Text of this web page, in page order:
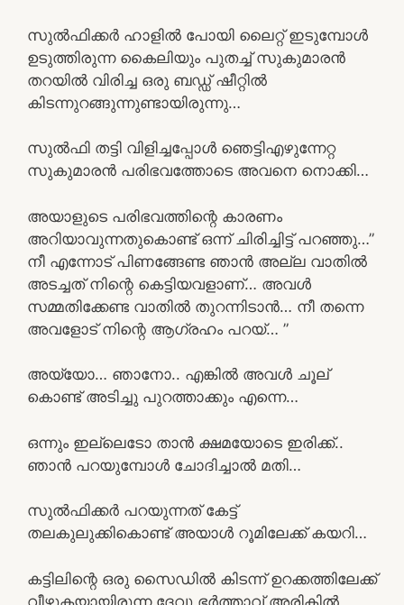
സുൽഫിക്കർ ഹാളിൽ പോയി ലൈറ്റ് ഇടുമ്പോൾ
ഉടുത്തിരുന്ന കൈലിയും പുതച്ച് സുകുമാരൻ
തറയിൽ വിരിച്ച ഒരു ബഡ്ഡ് ഷീറ്റിൽ
കിടന്നുറങ്ങുന്നുണ്ടായിരുന്നു…
സുൽഫി തട്ടി വിളിച്ചപ്പോൾ ഞെട്ടിഎഴുന്നേറ്റ
സുകുമാരൻ പരിഭവത്തോടെ അവനെ നൊക്കി…
അയാളുടെ പരിഭവത്തിന്റെ കാരണം
അറിയാവുന്നതുകൊണ്ട് ഒന്ന് ചിരിച്ചിട്ട് പറഞ്ഞു…”
നീ എന്നോട് പിണങ്ങേണ്ട ഞാൻ അല്ല വാതിൽ
അടച്ചത് നിന്റെ കെട്ടിയവളാണ്… അവൾ
സമ്മതിക്കേണ്ട വാതിൽ തുറന്നിടാൻ… നീ തന്നെ
അവളോട് നിന്റെ ആഗ്രഹം പറയ്… ”
അയ്യോ… ഞാനോ.. എങ്കിൽ അവൾ ചൂല്
കൊണ്ട് അടിച്ചു പുറത്താക്കും എന്നെ…
ഒന്നും ഇല്ലെടോ താൻ ക്ഷമയോടെ ഇരിക്ക്..
ഞാൻ പറയുമ്പോൾ ചോദിച്ചാൽ മതി…
സുൽഫിക്കർ പറയുന്നത് കേട്ട്
തലകുലുക്കികൊണ്ട് അയാൾ റൂമിലേക്ക് കയറി…
കട്ടിലിന്റെ ഒരു സൈഡിൽ കിടന്ന് ഉറക്കത്തിലേക്ക്
വീഴുകയായിരുന്ന ദേവൂ ഭർത്താവ് അരികിൽ